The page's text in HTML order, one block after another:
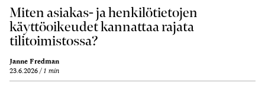
Miten asiakas- ja henkilötietojen
käyttöoikeudet kannattaa rajata
tilitoimistossa?
Janne Fredman
23.6.2026 1 min